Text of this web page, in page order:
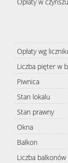
Opłaty wg
Liczba pięter w
Piwnica
Stan lokalu
Stan prawny
Okna
Balkon
Liczba balkonów